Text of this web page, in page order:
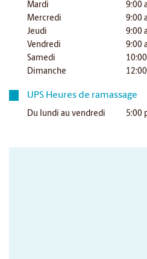
Mardi
9:00
Mercredi
9:00
Jeudi
9:00
Vendredi
9:00
Samedi
Dimanche
UPS Heures de ramassage
Du lundi au vendredi 5:00